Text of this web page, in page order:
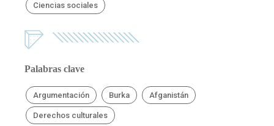
Ciencias sociales
Palabras clave
Argumentación Burka Afganistán
Derechos culturales